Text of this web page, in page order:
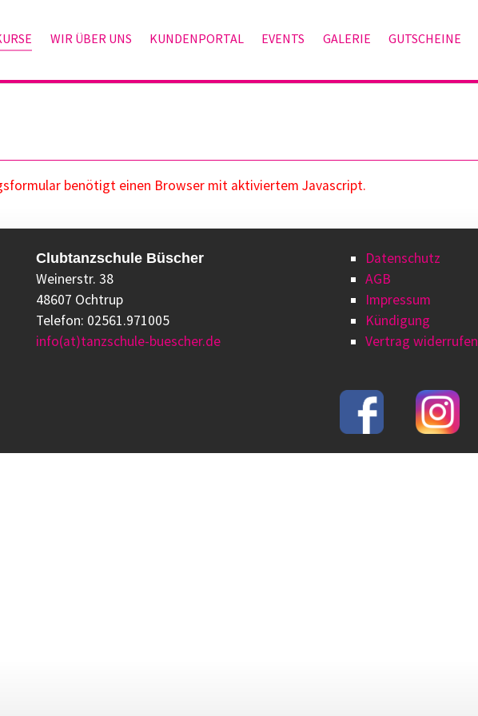
WIR ÜBER UNS KUNDENPORTAL EVENTS GALERIE GUTSCHEINE
benötigt einen Browser mit aktiviertem Javascript.
Clubtanzschule Büscher
Weinerstr. 38
48607 Ochtrup
Telefon: 02561.971005
info(at)tanzschule-buescher.de
Datenschutz
AGB
Impressum
Kündigung
Vertrag widerrufen